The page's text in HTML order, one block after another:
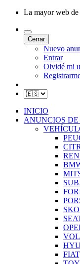
La mayor web
Cerrar
Nuevo
Entrar
Olvidé mi
INICIO
ANUNCIOS